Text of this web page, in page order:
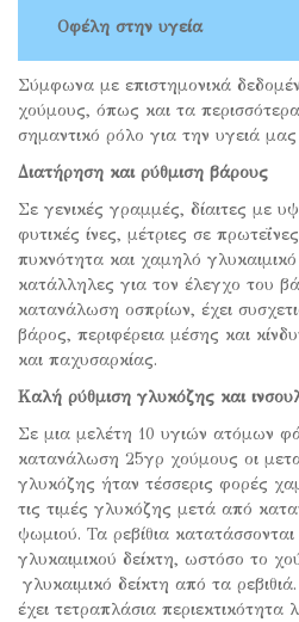
Οφέλη στην υγεία
Σύμφωνα με επιστημονικά
χούμους, όπως και τα
σημαντικό ρόλο για την υγειά
Διατήρηση και ρύθμιση βάρους
Σε γενικές γραμμές, δίαιτες με
φυτικές ίνες, μέτριες σε
πυκνότητα και χαμηλό
κατάλληλες για τον έλεγχο του
κατανάλωση οσπρίων, έχει
βάρος, περιφέρεια μέσης και
και παχυσαρκίας.
Καλή ρύθμιση γλυκόζης και
Σε μια μελέτη 10 υγιών ατόμων
κατανάλωση 25γρ χούμους οι
γλυκόζης ήταν τέσσερις φορές
τις τιμές γλυκόζης μετά από
ψωμιού. Τα ρεβίθια
γλυκαιμικού δείκτη, ωστόσο το
γλυκαιμικό δείκτη από τα
έχει τετραπλάσια περιεκτικότητα